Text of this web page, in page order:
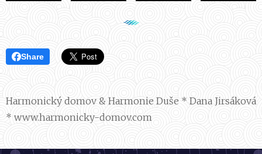
Share
Harmonický domov & Harmonie Duše * Dana Jirsáková
* www.harmonicky-domov.com